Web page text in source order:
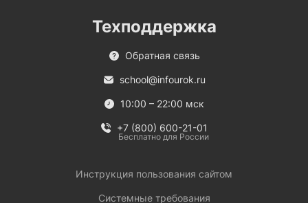
Техподдержка
Обратная связь
school@infourok.ru
10:00 – 22:00 мск
+7 (800) 600-21-01
Бесплатно для России
Инструкция пользования сайтом
Системные требования